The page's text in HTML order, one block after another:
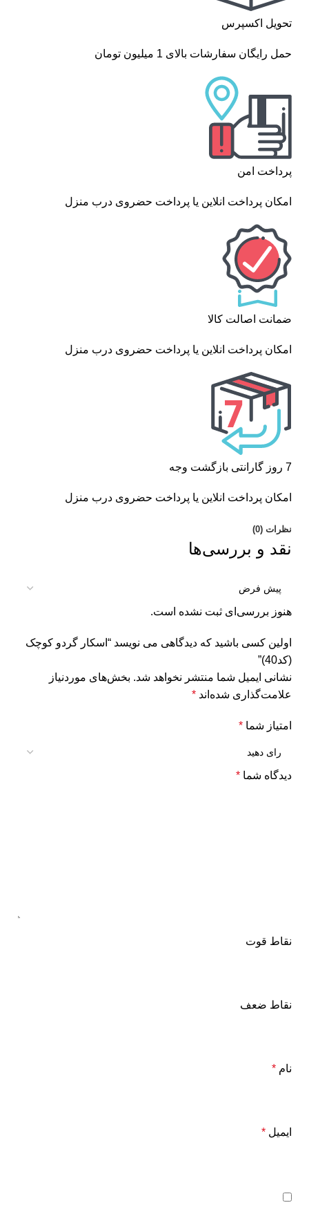
تحویل اکسپرس
حمل رایگان سفارشات بالای 1 میلیون تومان
پرداخت امن
امکان پرداخت انلاین یا پرداخت حضروی درب منزل
ضمانت اصالت کالا
امکان پرداخت انلاین یا پرداخت حضروی درب منزل
7 روز گارانتی بازگشت وجه
امکان پرداخت انلاین یا پرداخت حضروی درب منزل
نظرات (0)
نقد و بررسی‌ها
هنوز بررسی‌ای ثبت نشده است.
اولین کسی باشید که دیدگاهی می نویسد “اسکار گردو کوچک
(کد40)”
نشانی ایمیل شما منتشر نخواهد شد. بخش‌های موردنیاز
علامت‌گذاری شده‌اند *
امتیاز شما *
دیدگاه شما *
نقاط قوت
نقاط ضعف
نام *
ایمیل *